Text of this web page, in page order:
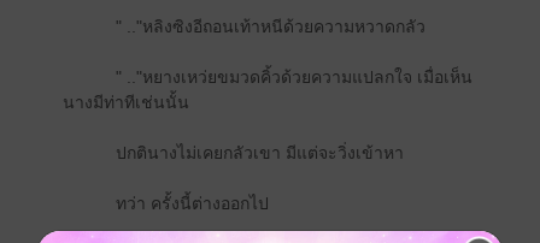
" .."หลิงซิงอีถอนเท้าหนีด้วยความหวาดกลัว
" .."หยางเหว่ยขมวดคิ้วด้วยความแปลกใจ เมื่อเห็น
นางมีท่าทีเช่นนั้น
ปกตินางไม่เคยกลัวเขา มีแต่จะวิ่งเข้าหา
ทว่า ครั้งนี้ต่างออกไป